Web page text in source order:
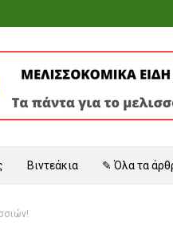
Βιντεάκια ✎ Όλα τα